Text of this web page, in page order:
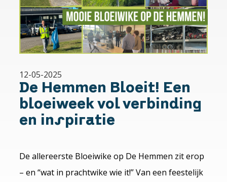
12-05-2025
De Hemmen Bloeit! Een
bloeiweek vol verbinding
en inspiratie
De allereerste Bloeiwike op De Hemmen zit erop
– en “wat in prachtwike wie it!” Van een feestelijk